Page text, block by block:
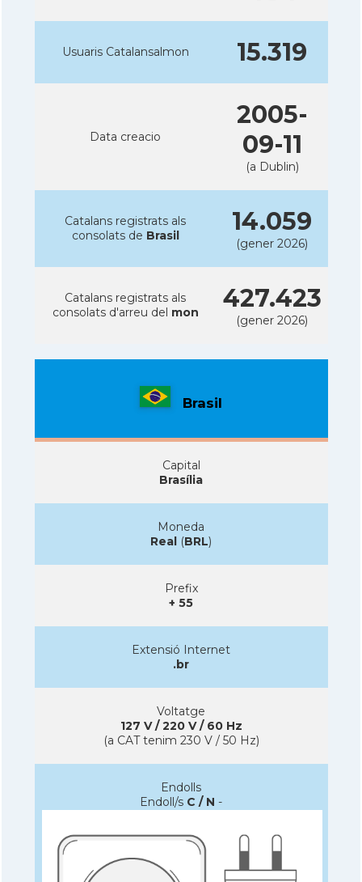
Usuaris Catalansalmon 15.319
Data creacio
2005-
09-11
(a Dublin)
Catalans registrats als
consolats de Brasil 14.059
(gener 2026)
Catalans registrats als
consolats d'arreu del mon 427.423
(gener 2026)
Brasil
Capital
Brasília
Moneda
Real (BRL)
Prefix
+ 55
Extensió Internet
.br
Voltatge
127 V / 220 V / 60 Hz
(a CAT tenim 230 V / 50 Hz)
Endolls
Endoll/s C / N -